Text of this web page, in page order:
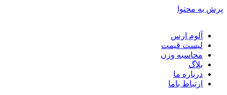
به محتوا
آلوم ارس
لیست قیمت
محاسبه وزن
بلاگ
درباره ما
ارتباط باما